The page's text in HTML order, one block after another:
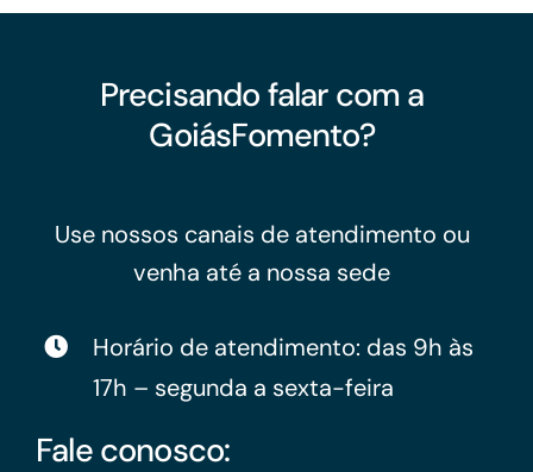
Precisando falar com a
GoiásFomento?
Use nossos canais de atendimento ou
venha até a nossa sede
Horário de atendimento: das 9h às
17h – segunda a sexta-feira
Fale conosco: